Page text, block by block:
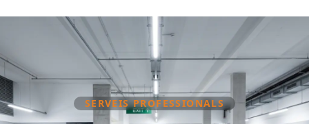
SERVEIS PROFESSIONALS